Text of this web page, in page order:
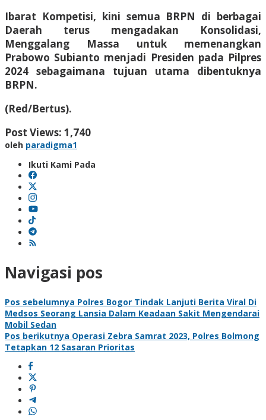
Ibarat Kompetisi, kini semua BRPN di berbagai
Daerah terus mengadakan Konsolidasi,
Menggalang Massa untuk memenangkan
Prabowo Subianto menjadi Presiden pada Pilpres
2024 sebagaimana tujuan utama dibentuknya
BRPN.
(Red/Bertus).
Post Views: 1,740
oleh paradigma1
Ikuti Kami Pada
Navigasi pos
Pos sebelumnya Polres Bogor Tindak Lanjuti Berita Viral Di
Medsos Seorang Lansia Dalam Keadaan Sakit Mengendarai
Mobil Sedan
Pos berikutnya Operasi Zebra Samrat 2023, Polres Bolmong
Tetapkan 12 Sasaran Prioritas